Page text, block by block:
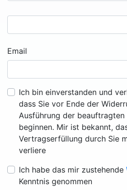
Email
Ich bin einverstanden und
dass Sie vor Ende der
Ausführung der beauftragten
beginnen. Mir ist bekannt,
Vertragserfüllung durch Sie
verliere
Ich habe das mir zustehende
Kenntnis genommen